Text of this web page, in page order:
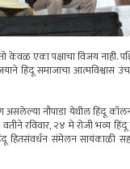
केवळ एका पक्षाचा विजय नाही.
समाजाचा आत्मविश्वास
नौपाडा येथील हिंदू
वतीने रविवार, २४ मे रोजी
संमेलन सायंकाळी सहा